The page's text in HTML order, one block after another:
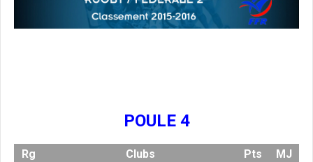
POULE 4
Rg Clubs Pts
MJ